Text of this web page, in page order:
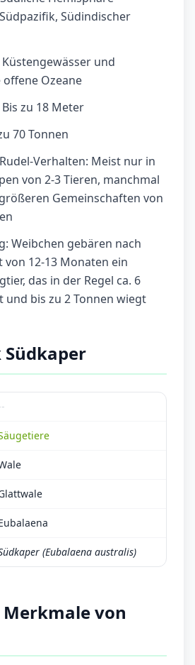
Südindischer
und
Ozeane
zu 18 Meter
70 Tonnen
Verhalten: Meist nur in
von 2-3 Tieren, manchmal
Gemeinschaften von
Weibchen gebären nach
von 12-13 Monaten ein
das in der Regel ca. 6
und bis zu 2 Tonnen wiegt
(Eubalaena australis)
von